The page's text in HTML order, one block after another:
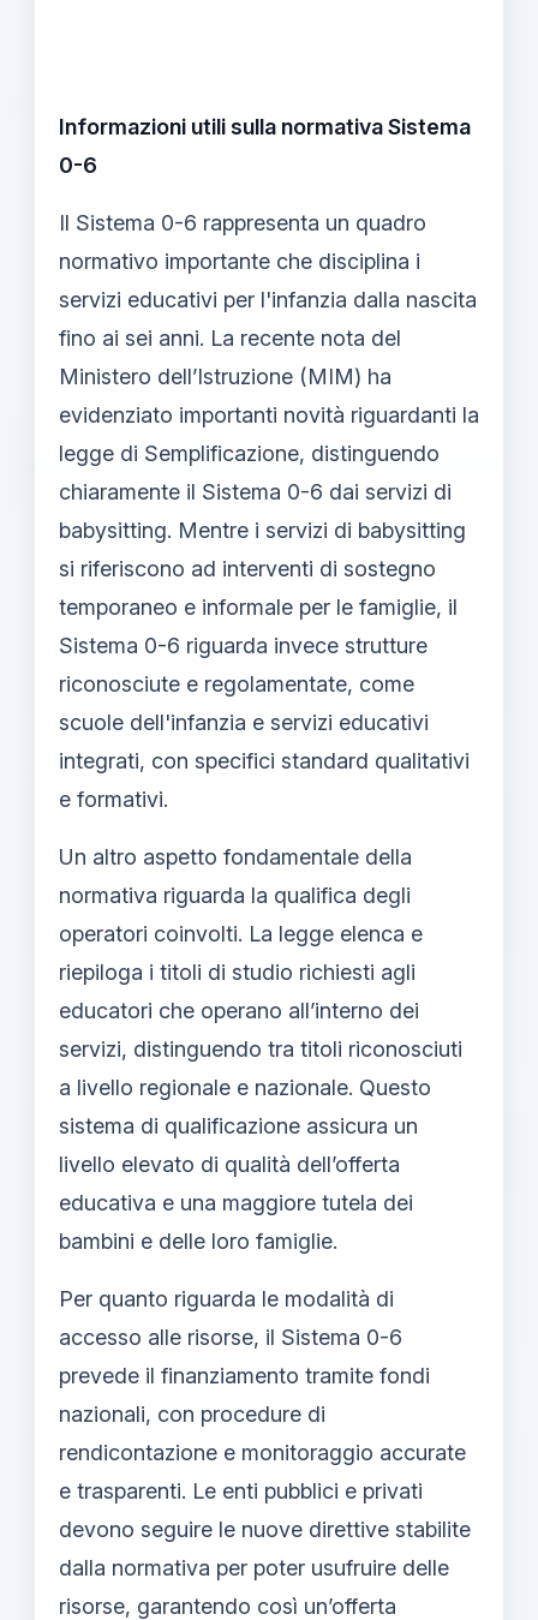
Informazioni utili sulla normativa Sistema
0-6
Il Sistema 0-6 rappresenta un quadro
normativo importante che disciplina i
servizi educativi per l'infanzia dalla nascita
fino ai sei anni. La recente nota del
Ministero dell’Istruzione (MIM) ha
evidenziato importanti novità riguardanti la
legge di Semplificazione, distinguendo
chiaramente il Sistema 0-6 dai servizi di
babysitting. Mentre i servizi di babysitting
si riferiscono ad interventi di sostegno
temporaneo e informale per le famiglie, il
Sistema 0-6 riguarda invece strutture
riconosciute e regolamentate, come
scuole dell'infanzia e servizi educativi
integrati, con specifici standard qualitativi
e formativi.
Un altro aspetto fondamentale della
normativa riguarda la qualifica degli
operatori coinvolti. La legge elenca e
riepiloga i titoli di studio richiesti agli
educatori che operano all’interno dei
servizi, distinguendo tra titoli riconosciuti
a livello regionale e nazionale. Questo
sistema di qualificazione assicura un
livello elevato di qualità dell’offerta
educativa e una maggiore tutela dei
bambini e delle loro famiglie.
Per quanto riguarda le modalità di
accesso alle risorse, il Sistema 0-6
prevede il finanziamento tramite fondi
nazionali, con procedure di
rendicontazione e monitoraggio accurate
e trasparenti. Le enti pubblici e privati
devono seguire le nuove direttive stabilite
dalla normativa per poter usufruire delle
risorse, garantendo così un’offerta